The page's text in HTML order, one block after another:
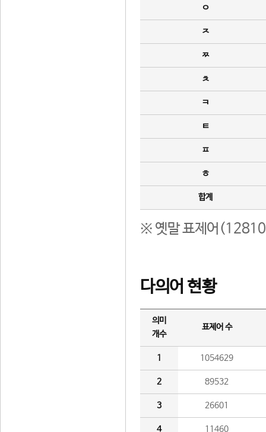
ㅇ
ㅈ
ㅉ
ㅊ
ㅋ
ㅌ
ㅍ
ㅎ
합계
※ 옛말 표제어(12810
다의어 현황
의미
개수
표제어 수
1 1054629
2 89532
3 26601
4 11460